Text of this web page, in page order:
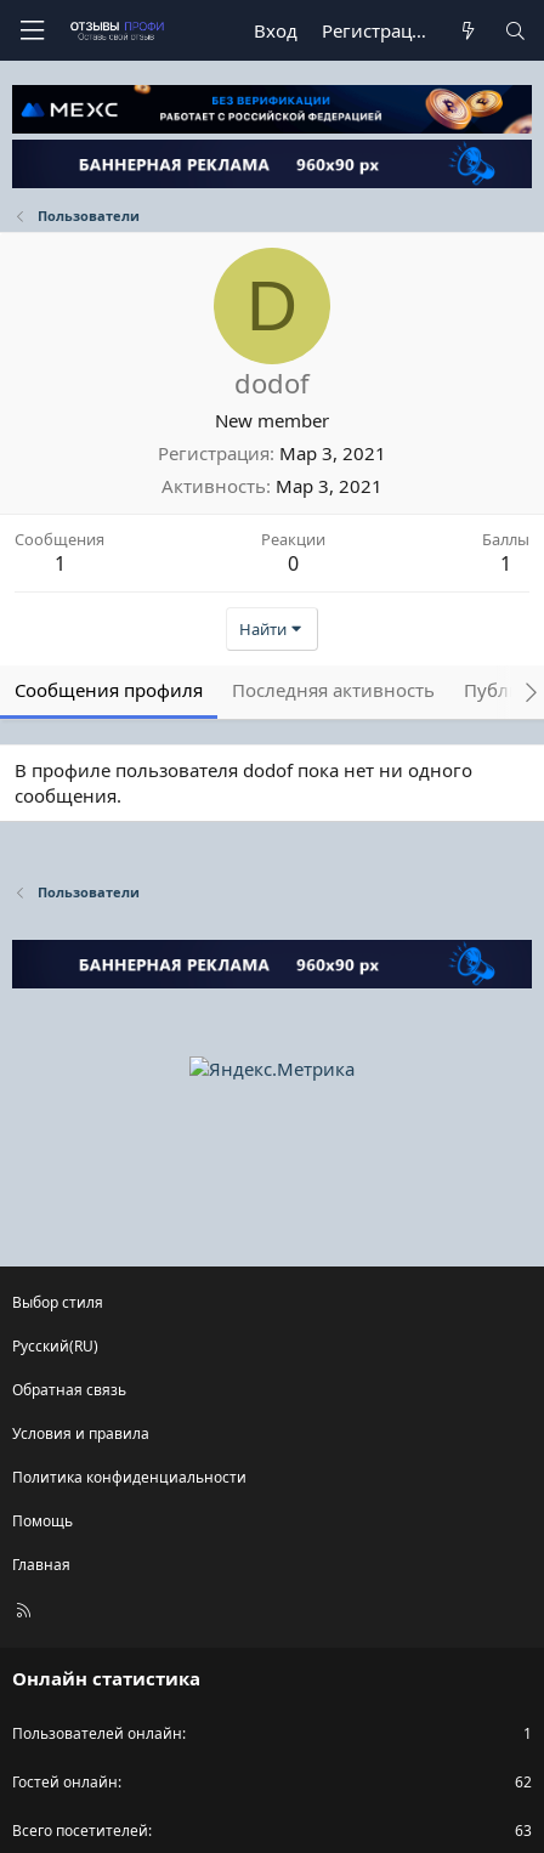
Вход Регистрация
Пользователи
D
dodof
New member
Регистрация Мар 3, 2021
Активность Мар 3, 2021
Сообщения
1
Реакции
0
Баллы
1
Найти
Сообщения профиля Последняя активность
В профиле пользователя dodof пока нет ни одного
сообщения.
Пользователи
Выбор стиля
Русский(RU)
Обратная связь
Условия и правила
Политика конфиденциальности
Помощь
Главная
R
Онлайн статистика
Пользователей онлайн 1
Гостей онлайн 62
Всего посетителей 63